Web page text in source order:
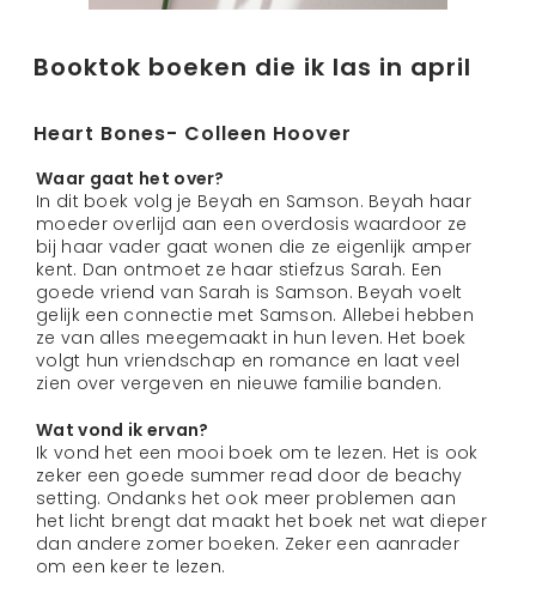
Booktok boeken die ik las in april
Heart Bones- Colleen Hoover
Waar gaat het over?
In dit boek volg je Beyah en Samson. Beyah haar
moeder overlijd aan een overdosis waardoor ze
bij haar vader gaat wonen die ze eigenlijk amper
kent. Dan ontmoet ze haar stiefzus Sarah. Een
goede vriend van Sarah is Samson. Beyah voelt
gelijk een connectie met Samson. Allebei hebben
ze van alles meegemaakt in hun leven. Het boek
volgt hun vriendschap en romance en laat veel
zien over vergeven en nieuwe familie banden.
Wat vond ik ervan?
Ik vond het een mooi boek om te lezen. Het is ook
zeker een goede summer read door de beachy
setting. Ondanks het ook meer problemen aan
het licht brengt dat maakt het boek net wat dieper
dan andere zomer boeken. Zeker een aanrader
om een keer te lezen.